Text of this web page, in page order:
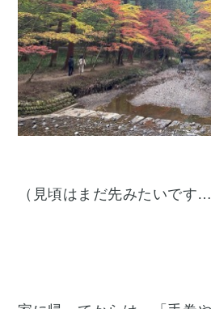
（見頃はまだ先みたいです…